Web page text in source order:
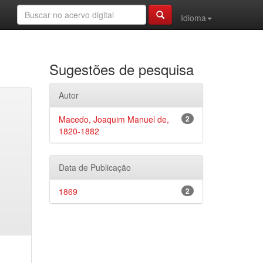
Idioma
Sugestões de pesquisa
Autor
2
Macedo, Joaquim Manuel de,
1820-1882
Data de Publicação
2
1869